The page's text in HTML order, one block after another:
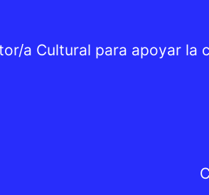
a Cultural para apoyar